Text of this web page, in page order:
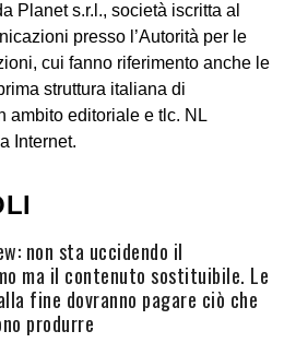
Planet s.r.l., società iscritta al
presso l’Autorità per le
cui fanno riferimento anche le
struttura italiana di
ambito editoriale e tlc. NL
Internet.
non sta uccidendo il
ma il contenuto sostituibile. Le
fine dovranno pagare ciò che
produrre